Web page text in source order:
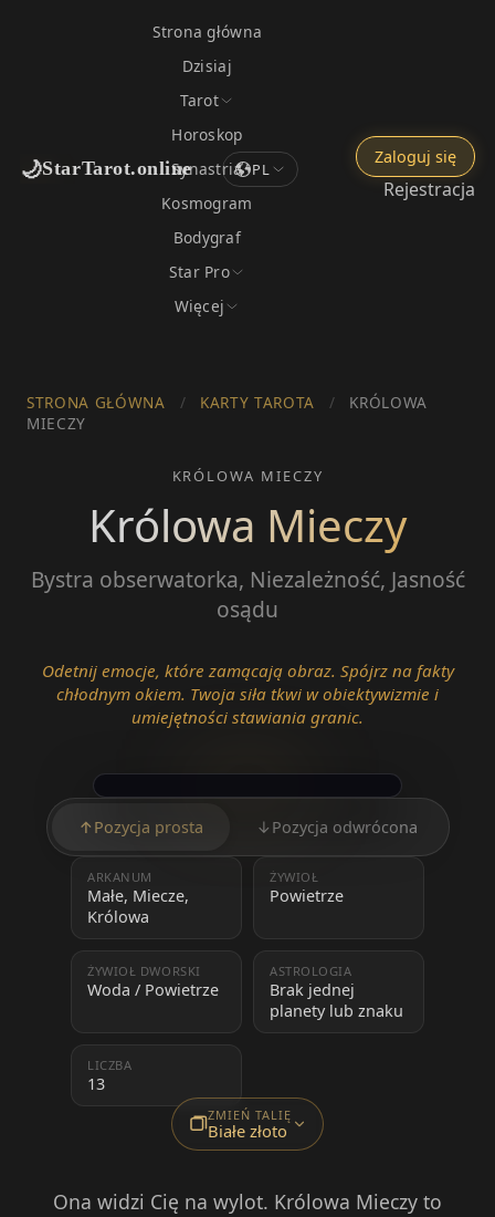
🌙StarTarot.online
Strona główna
Dzisiaj
Tarot
Horoskop
Synastria
Kosmogram
Bodygraf
Star Pro
Więcej
PL
Zaloguj się
Rejestracja
STRONA GŁÓWNA / KARTY TAROTA /
KRÓLOWA
MIECZY
KRÓLOWA MIECZY
Królowa Mieczy
Bystra obserwatorka, Niezależność, Jasność
osądu
Odetnij emocje, które zamącają obraz. Spójrz na fakty
chłodnym okiem. Twoja siła tkwi w obiektywizmie i
umiejętności stawiania granic.
↑ Pozycja prosta ↓ Pozycja odwrócona
ARKANUM
Małe, Miecze,
Królowa
ŻYWIOŁ
Powietrze
ŻYWIOŁ DWORSKI
Woda / Powietrze
ASTROLOGIA
Brak jednej
planety lub znaku
LICZBA
13
ZMIEŃ TALIĘ
Białe złoto
Ona widzi Cię na wylot. Królowa Mieczy to